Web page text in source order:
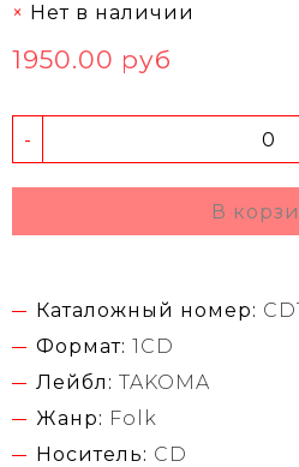
Нет в наличии
1950.00 руб
-
В
Каталожный номер:
Формат: 1CD
Лейбл: TAKOMA
Жанр: Folk
Носитель: CD